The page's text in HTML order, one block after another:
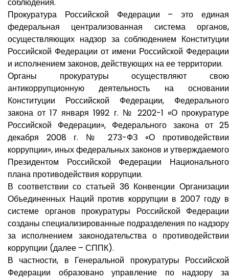
соблюдения.
Прокуратура Российской Федерации – это единая
федеральная централизованная система органов,
осуществляющих надзор за соблюдением Конституции
Российской Федерации от имени Российской Федерации
и исполнением законов, действующих на ее территории.
Органы прокуратуры осуществляют свою
антикоррупционную деятельность на основании
Конституции Российской Федерации, Федерального
закона от 17 января 1992 г. № 2202-1 «О прокуратуре
Российской Федерации», Федерального закона от 25
декабря 2008 г. № 273-ФЗ «О противодействии
коррупции», иных федеральных законов и утверждаемого
Президентом Российской Федерации Национального
плана противодействия коррупции.
В соответствии со статьей 36 Конвенции Организации
Объединенных Наций против коррупции в 2007 году в
системе органов прокуратуры Российской Федерации
созданы специализированные подразделения по надзору
за исполнением законодательства о противодействии
коррупции (далее – СППК).
В частности, в Генеральной прокуратуры Российской
Федерации образовано управление по надзору за